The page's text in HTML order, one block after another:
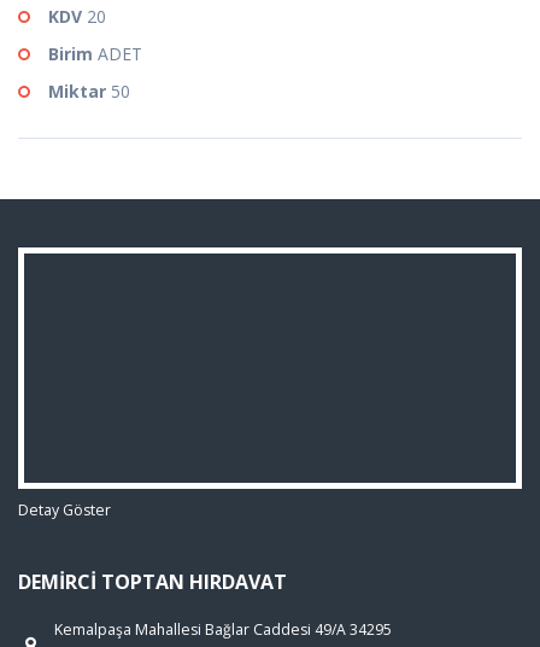
KDV 20
Birim ADET
Miktar 50
Detay Göster
DEMIRCI TOPTAN HIRDAVAT
Kemalpaşa Mahallesi Bağlar Caddesi 49/A 34295